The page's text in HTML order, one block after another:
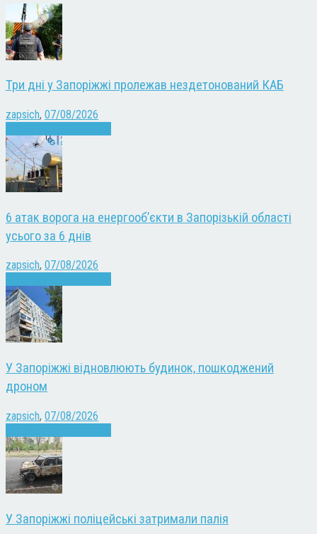
Три дні у Запоріжжі пролежав нездетонований КАБ
zapsich, 07/08/2026
6 атак ворога на енергооб’єкти в Запорізькій області
усього за 6 днів
zapsich, 07/08/2026
У Запоріжжі відновлюють будинок, пошкоджений
дроном
zapsich, 07/08/2026
У Запоріжжі поліцейські затримали палія